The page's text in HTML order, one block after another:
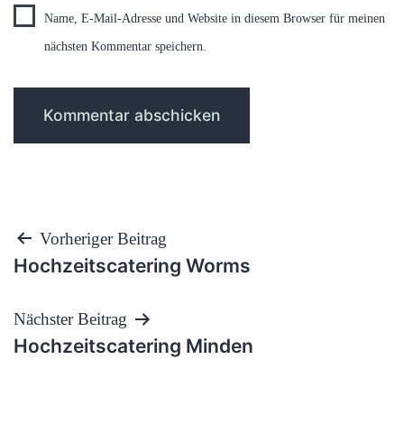
Name, E-Mail-Adresse und Website in diesem Browser für meinen
nächsten Kommentar speichern.
Beitragsnavigation
Vorheriger Beitrag
Hochzeitscatering Worms
Nächster Beitrag
Hochzeitscatering Minden